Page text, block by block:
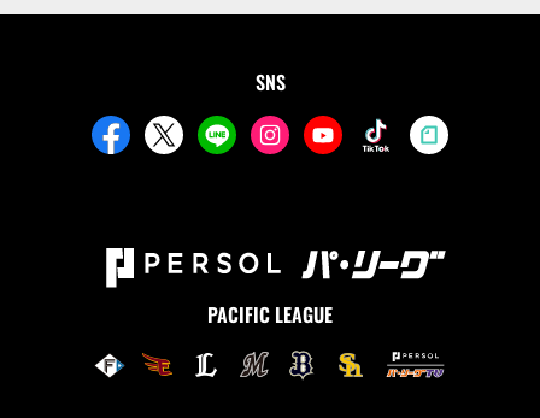
SNS
PACIFIC LEAGUE